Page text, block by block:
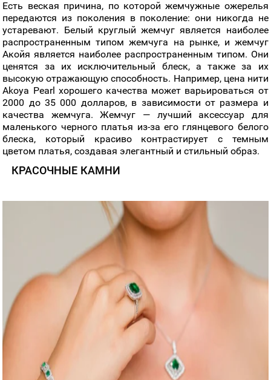
Есть веская причина, по которой жемчужные ожерелья
передаются из поколения в поколение: они никогда не
устаревают. Белый круглый жемчуг является наиболее
распространенным типом жемчуга на рынке, и жемчуг
Акойя является наиболее распространенным типом. Они
ценятся за их исключительный блеск, а также за их
высокую отражающую способность. Например, цена нити
Akoya Pearl хорошего качества может варьироваться от
2000 до 35 000 долларов, в зависимости от размера и
качества жемчуга. Жемчуг — лучший аксессуар для
маленького черного платья из-за его глянцевого белого
блеска, который красиво контрастирует с темным
цветом платья, создавая элегантный и стильный образ.
КРАСОЧНЫЕ КАМНИ